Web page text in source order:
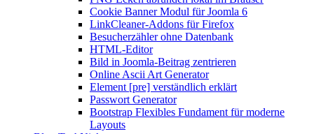
Cookie Banner Modul für Joomla 6
LinkCleaner‑Addons für Firefox
Besucherzähler ohne Datenbank
HTML‑Editor
Bild in Joomla‑Beitrag zentrieren
Online Ascii Art Generator
Element [pre] verständlich erklärt
Passwort Generator
Bootstrap Flexibles Fundament für moderne
Layouts